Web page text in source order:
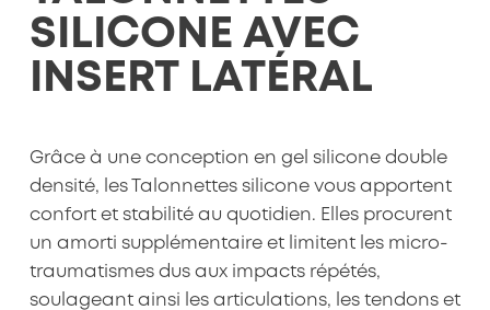
SILICONE AVEC
INSERT LATÉRAL
Grâce à une conception en gel silicone double
densité, les Talonnettes silicone vous apportent
confort et stabilité au quotidien. Elles procurent
un amorti supplémentaire et limitent les micro-
traumatismes dus aux impacts répétés,
soulageant ainsi les articulations, les tendons et